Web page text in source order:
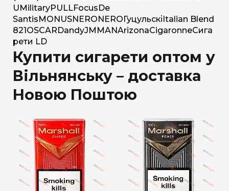
U MilitaryPULLFocus De
Santis MONUSNERO NERO Гуцульскі Italian Blend
821 OSCAR DandyJM MANArizonaCigaronneСига
рети LD
Купити сигарети оптом у
Вільнянську – доставка
Новою Поштою